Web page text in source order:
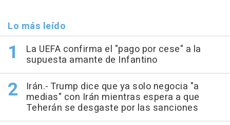
Lo más leído
La UEFA confirma el "pago por cese" a la
supuesta amante de Infantino
Irán.- Trump dice que ya solo negocia "a
medias" con Irán mientras espera a que
Teherán se desgaste por las sanciones